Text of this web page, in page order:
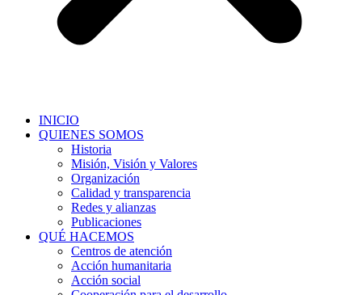
INICIO
QUIENES SOMOS
Historia
Misión, Visión y Valores
Organización
Calidad y transparencia
Redes y alianzas
Publicaciones
QUÉ HACEMOS
Centros de atención
Acción humanitaria
Acción social